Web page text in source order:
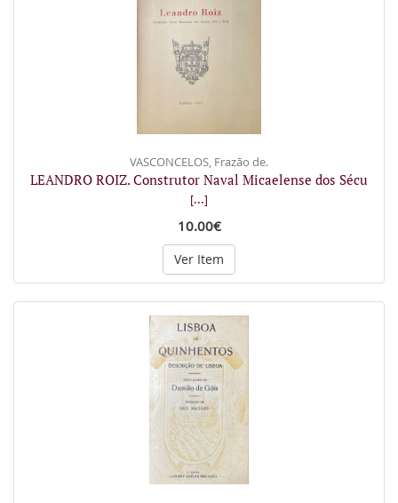
VASCONCELOS, Frazão de.
LEANDRO ROIZ. Construtor Naval Micaelense dos Sécu
[...]
10.00€
Ver Item